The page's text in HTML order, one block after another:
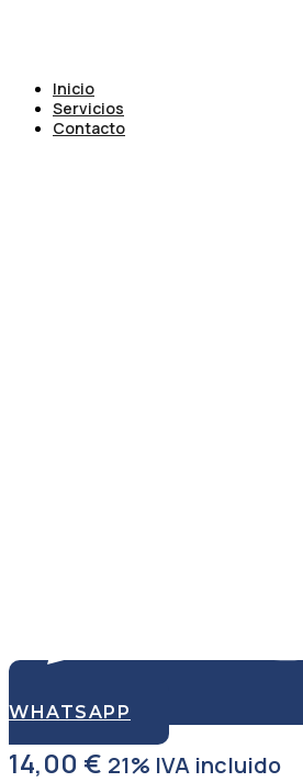
Inicio
Servicios
Contacto
WHATSAPP
14,00 € 21% IVA incluido